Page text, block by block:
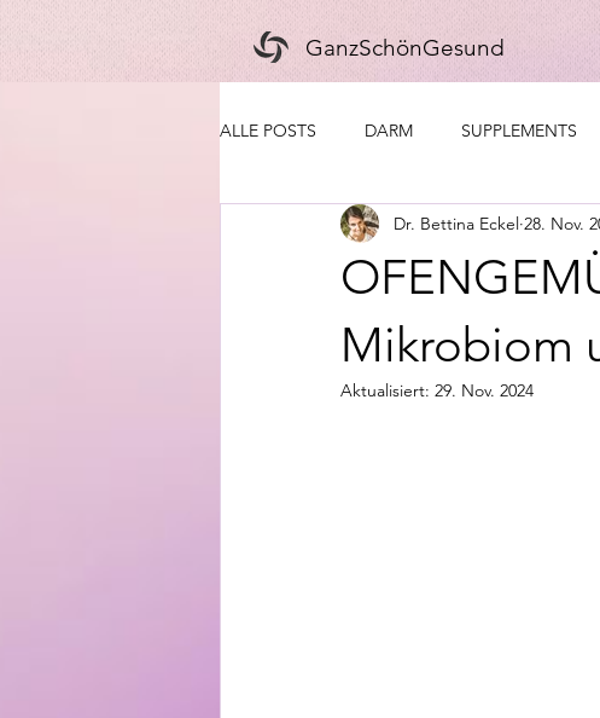
GanzSchönGesund
ALLE POSTS DARM SUPPLEMENTS
Mikrobiom
Dr. Bettina Eckel 28. Nov.
Aktualisiert: 29. Nov. 2024